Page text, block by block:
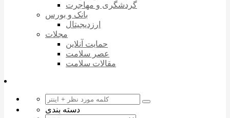
گردشگری و مهاجرت
بانک و بورس
ارزدیجیتال
مجلات
حمایت آنلاین
عصر سلامت
مقالات سلامت
دسته بندی